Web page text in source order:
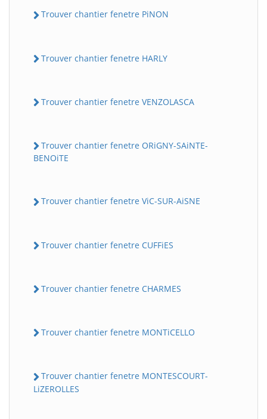
Trouver chantier fenetre PiNON
Trouver chantier fenetre HARLY
Trouver chantier fenetre VENZOLASCA
Trouver chantier fenetre ORiGNY-SAiNTE-
BENOiTE
Trouver chantier fenetre ViC-SUR-AiSNE
Trouver chantier fenetre CUFFiES
Trouver chantier fenetre CHARMES
Trouver chantier fenetre MONTiCELLO
Trouver chantier fenetre MONTESCOURT-
LiZEROLLES